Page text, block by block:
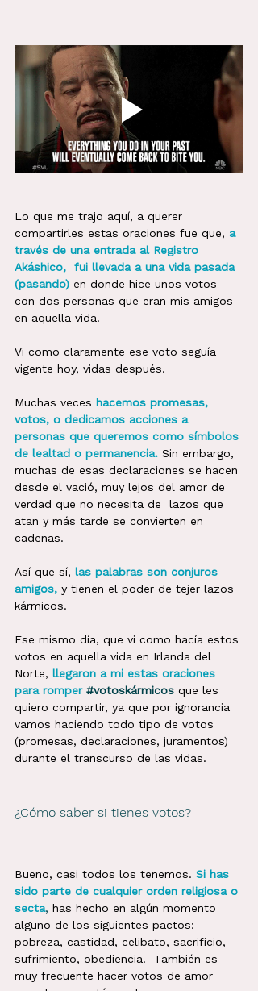
Lo que me trajo aquí, a querer
compartirles estas oraciones fue que, a
través de una entrada al Registro
Akáshico,  fui llevada a una vida pasada
(pasando) en donde hice unos votos
con dos personas que eran mis amigos
en aquella vida.
Vi como claramente ese voto seguía
vigente hoy, vidas después.
Muchas veces hacemos promesas,
votos, o dedicamos acciones a
personas que queremos como símbolos
de lealtad o permanencia. Sin embargo,
muchas de esas declaraciones se hacen
desde el vació, muy lejos del amor de
verdad que no necesita de  lazos que
atan y más tarde se convierten en
cadenas.
Así que sí, las palabras son conjuros
amigos, y tienen el poder de tejer lazos
kármicos.
Ese mismo día, que vi como hacía estos
votos en aquella vida en Irlanda del
Norte, llegaron a mi estas oraciones
para romper #votoskármicos que les
quiero compartir, ya que por ignorancia
vamos haciendo todo tipo de votos
(promesas, declaraciones, juramentos)
durante el transcurso de las vidas.
¿Cómo saber si tienes votos?
Bueno, casi todos los tenemos. Si has
sido parte de cualquier orden religiosa o
secta, has hecho en algún momento
alguno de los siguientes pactos:
pobreza, castidad, celibato, sacrificio,
sufrimiento, obediencia.  También es
muy frecuente hacer votos de amor